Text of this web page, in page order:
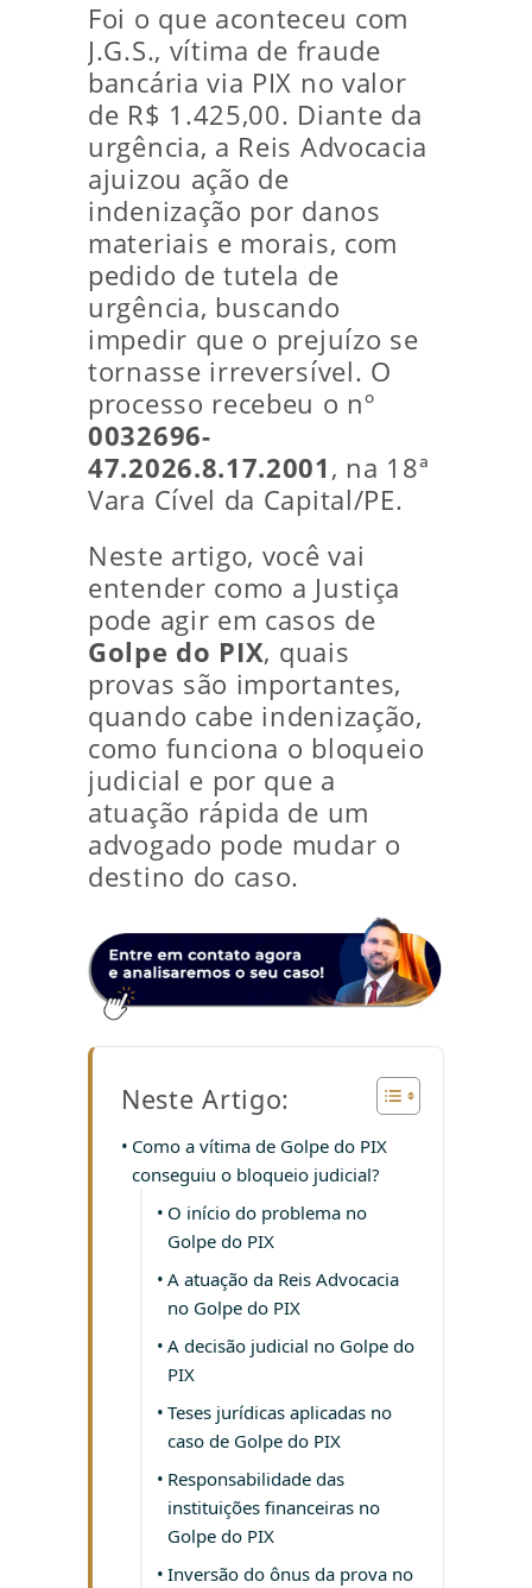
Foi o que aconteceu com
J.G.S., vítima de fraude
bancária via PIX no valor
de R$ 1.425,00. Diante da
urgência, a Reis Advocacia
ajuizou ação de
indenização por danos
materiais e morais, com
pedido de tutela de
urgência, buscando
impedir que o prejuízo se
tornasse irreversível. O
processo recebeu o nº
0032696-
47.2026.8.17.2001 , na 18ª
Vara Cível da Capital/PE.
Neste artigo, você vai
entender como a Justiça
pode agir em casos de
Golpe do PIX, quais
provas são importantes,
quando cabe indenização,
como funciona o bloqueio
judicial e por que a
atuação rápida de um
advogado pode mudar o
destino do caso.
Neste Artigo:
Como a vítima de Golpe do PIX
conseguiu o bloqueio judicial?
O início do problema no
Golpe do PIX
A atuação da Reis Advocacia
no Golpe do PIX
A decisão judicial no Golpe do
PIX
Teses jurídicas aplicadas no
caso de Golpe do PIX
Responsabilidade das
instituições financeiras no
Golpe do PIX
Inversão do ônus da prova no